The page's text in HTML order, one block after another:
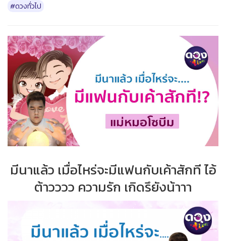
#ดวงทั่วไป
มีนาแล้ว เมื่อไหร่จะมีแฟนกับเค้าสักที ไอ้
ต้าวววว ความรัก เกิดรึยังน้าาา